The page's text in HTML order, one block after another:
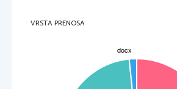
VRSTA PRENOSA